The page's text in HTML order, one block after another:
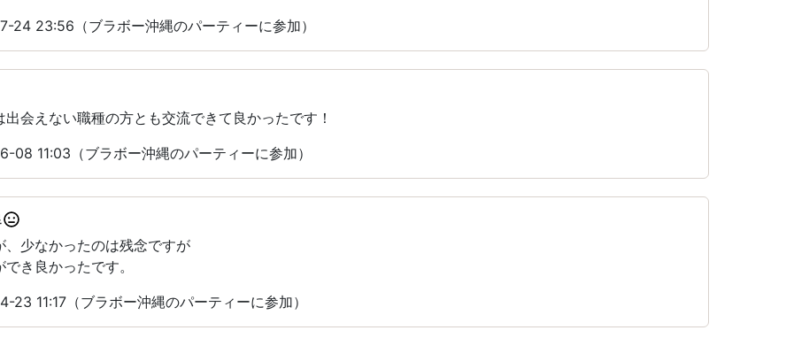
24 23:56（ブラボー沖縄のパーティーに参加）
会えない職種の方とも交流できて良かったです！
08 11:03（ブラボー沖縄のパーティーに参加）
、少なかったのは残念ですが
き良かったです。
11:17（ブラボー沖縄のパーティーに参加）